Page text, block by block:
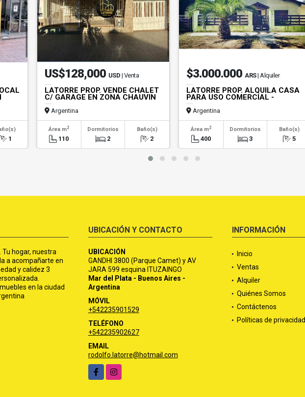
1
US$128,000 USD | Venta
LATORRE PROP. VENDE CHALET
C/ GARAGE EN ZONA CHAUVIN
Argentina
Área m2
110
Dormitorios
2
Baño(s)
2
$3.000.000 ARS| Alquiler
LATORRE PROP. ALQUILA CASA
PARA USO COMERCIAL -
Argentina
Área m2
400
Dormitorios
3
Baño(s)
5
Tu hogar, nuestra
a acompañarte en
y calidez 3
en la ciudad
UBICACIÓN Y CONTACTO
UBICACIÓN
GANDHI 3800 (Parque Camet) y AV
JARA 599 esquina ITUZAINGO
Mar del Plata - Buenos Aires -
Argentina
MÓVIL
+542235901529
TELÉFONO
+542235902627
EMAIL
rodolfo.latorre@hotmail.com
FacebookInstagram
INFORMACIÓN
Inicio
Ventas
Alquiler
Quiénes Somos
Contáctenos
Políticas de privacidad